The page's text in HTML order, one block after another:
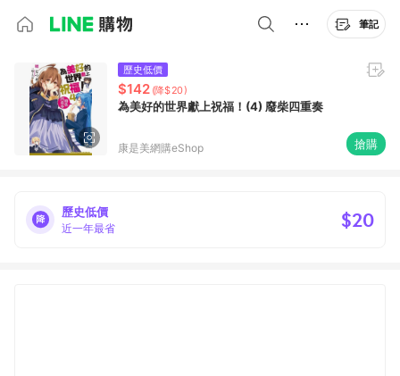
筆記
歷史低價
$142 (降$20)
為美好的世界獻上祝福！(4) 廢柴四重奏
康是美網購eShop 搶購
歷史低價
近一年最省 $20